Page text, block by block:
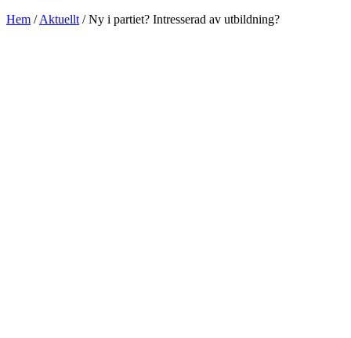
Hem /Aktuellt /Ny i partiet? Intresserad av utbildning?